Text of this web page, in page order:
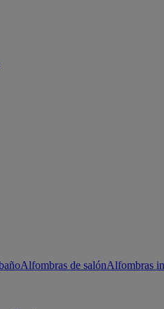
Alfombras de salónAlfombras